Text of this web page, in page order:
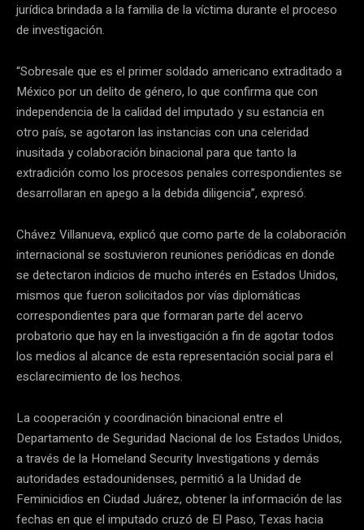
jurídica brindada a la familia de la víctima durante el proceso
de investigación.
“Sobresale que es el primer soldado americano extraditado a
México por un delito de género, lo que confirma que con
independencia de la calidad del imputado y su estancia en
otro país, se agotaron las instancias con una celeridad
inusitada y colaboración binacional para que tanto la
extradición como los procesos penales correspondientes se
desarrollaran en apego a la debida diligencia”, expresó.
Chávez Villanueva, explicó que como parte de la colaboración
internacional se sostuvieron reuniones periódicas en donde
se detectaron indicios de mucho interés en Estados Unidos,
mismos que fueron solicitados por vías diplomáticas
correspondientes para que formaran parte del acervo
probatorio que hay en la investigación a fin de agotar todos
los medios al alcance de esta representación social para el
esclarecimiento de los hechos.
La cooperación y coordinación binacional entre el
Departamento de Seguridad Nacional de los Estados Unidos,
a través de la Homeland Security Investigations y demás
autoridades estadounidenses, permitió a la Unidad de
Feminicidios en Ciudad Juárez, obtener la información de las
fechas en que el imputado cruzó de El Paso, Texas hacia